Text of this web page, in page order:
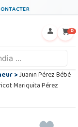
0
>Juanin Pérez Bébé
Mariquita Pérez